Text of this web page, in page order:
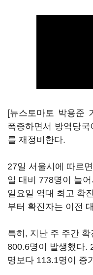
[뉴스토마토 박용준
폭증하면서 방역당
를 재정비한다.
27일 서울시에 따르
일 대비 778명이 늘
일요일 역대 최고 확
부터 확진자는 이전
특히, 지난 주 주간
800.6명이 발생했다.
명보다 113.1명이 증